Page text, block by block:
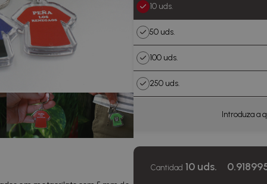
10 uds.
50 uds.
100 uds.
250 uds.
Introduza a
Cantidad 10 uds.